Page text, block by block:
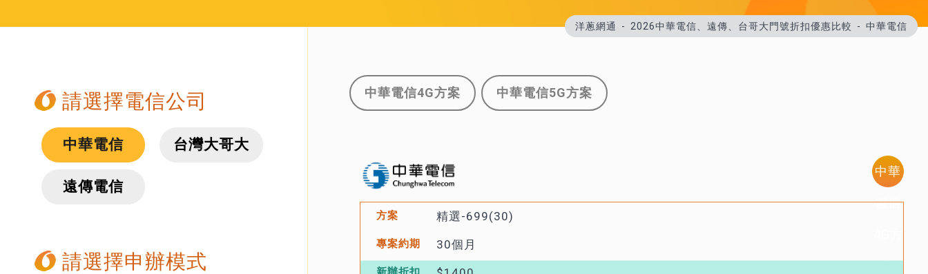
洋蔥網通 2026中華電信、遠傳、台哥大門號折扣優惠比較 中華電信
請選擇電信公司
中華電信 台灣大哥大
遠傳電信
請選擇申辦模式
中華電信4G方案 中華電信5G方案
中華
電信
精選-699(30)
30個月